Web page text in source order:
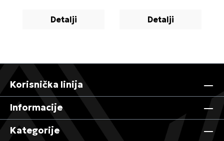
Detalji Detalji
Korisnička linija
Informacije
Kategorije